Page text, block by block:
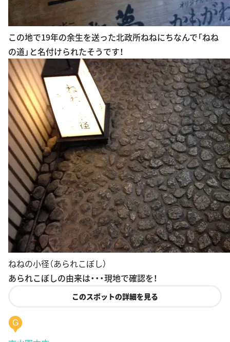
この地で19年の余生を送った北政所ねねにちなんで「ねね
の道」と名付けられたそうです！
ねねの小径（あられこぼし）
あられこぼしの由来は・・・現地で確認を！
吉水園本店